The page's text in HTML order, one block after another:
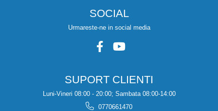
SOCIAL
Urmareste-ne in social media
SUPORT CLIENTI
Luni-Vineri 08:00 - 20:00; Sambata 08:00-14:00
0770661470